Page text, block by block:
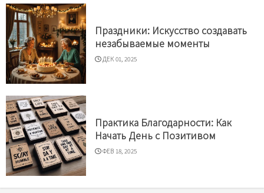
Праздники: Искусство создавать
незабываемые моменты
ДЕК 01, 2025
Практика Благодарности: Как
Начать День с Позитивом
ФЕВ 18, 2025